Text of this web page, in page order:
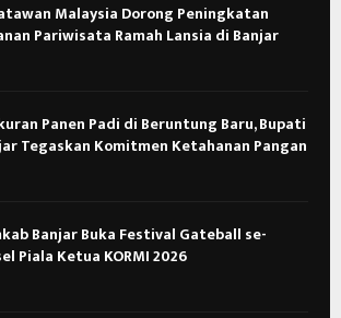
Malaysia Dorong Peningkatan
Pariwisata Ramah Lansia di Banjar
Panen Padi di Beruntung Baru, Bupati
Tegaskan Komitmen Ketahanan Pangan
Banjar Buka Festival Gateball se-
Piala Ketua KORMI 2026